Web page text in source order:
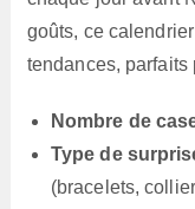
goûts, ce
tendances, parfaits
Nombre de
Type de
(bracelets,